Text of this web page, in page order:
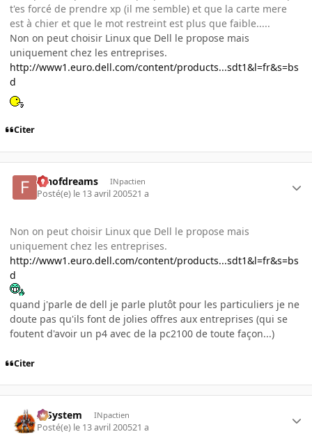
t'es forcé de prendre xp (il me semble) et que la carte mere
est à chier et que le mot restreint est plus que faible.....
Non on peut choisir Linux que Dell le propose mais
uniquement chez les entreprises.
http://www1.euro.dell.com/content/products...sdt1&l=fr&s=bs
d
Citer
fanofdreams INpactien
Posté(e) le 13 avril 200521 a
Non on peut choisir Linux que Dell le propose mais
uniquement chez les entreprises.
http://www1.euro.dell.com/content/products...sdt1&l=fr&s=bs
d
quand j'parle de dell je parle plutôt pour les particuliers je ne
doute pas qu'ils font de jolies offres aux entreprises (qui se
foutent d'avoir un p4 avec de la pc2100 de toute façon...)
Citer
X-System INpactien
Posté(e) le 13 avril 200521 a